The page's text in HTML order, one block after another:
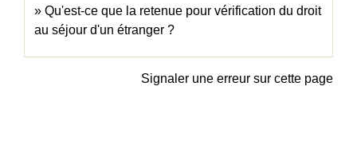
Qu'est-ce que la retenue pour vérification du droit
au séjour d'un étranger ?
Signaler une erreur sur cette page